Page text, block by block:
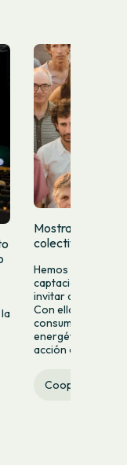
Mostramos
colectivamente
Hemos lanzado
captación para
invitar a más
Con ella
consumir energía
energético desde
acción colectiva.
Cooperativa